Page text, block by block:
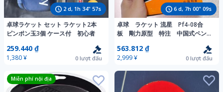
2 d, 1h 34" 55s
卓球ラケット セット ラケット2本
ピンポン玉3個 ケース付 初心者
259.440 ₫
1,380 ¥ 0 lượt đấu
6 d, 7h 00" 07s
卓球 ラケット 流星 Pf4-08合
板 剛力原型 特注 中国式ペン
563.812 ₫
2,999 ¥ 0 lượt đấu
Miễn phí nội địa